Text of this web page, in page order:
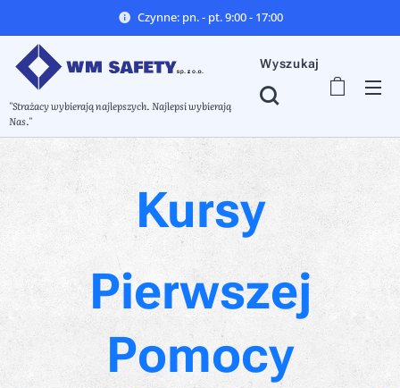
Czynne: pn. - pt. 9:00 - 17:00
"Strażacy wybierają najlepszych. Najlepsi wybierają
Nas."
Wyszukaj
Kursy
Pierwszej
Pomocy